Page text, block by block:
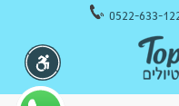
0522-633-